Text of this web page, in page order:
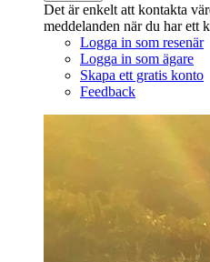
Det är enkelt att kontakta
meddelanden när du har ett
Logga in som resenär
Logga in som ägare
Skapa ett gratis konto
Feedback